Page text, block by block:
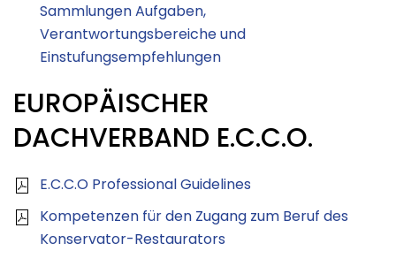
Sammlungen Aufgaben,
Verantwortungsbereiche und
Einstufungsempfehlungen
EUROPÄISCHER
DACHVERBAND E.C.C.O.
E.C.C.O Professional Guidelines
Kompetenzen für den Zugang zum Beruf des
Konservator-Restaurators